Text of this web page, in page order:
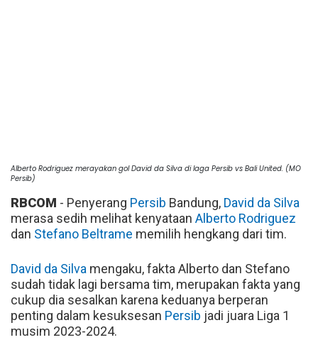
Alberto Rodriguez merayakan gol David da Silva di laga Persib vs Bali United. (MO
Persib)
RBCOM - Penyerang Persib Bandung, David da Silva
merasa sedih melihat kenyataan Alberto Rodriguez
dan Stefano Beltrame memilih hengkang dari tim.
David da Silva mengaku, fakta Alberto dan Stefano
sudah tidak lagi bersama tim, merupakan fakta yang
cukup dia sesalkan karena keduanya berperan
penting dalam kesuksesan Persib jadi juara Liga 1
musim 2023-2024.